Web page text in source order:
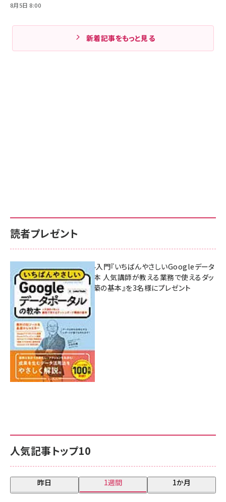
8月5日 8:00
新着記事をもっと見る
人気記事トップ10
昨日 1週間 1か月
読者プレゼント
無料BIツール入門『いちばんやさしいGoogleデータ
ポータルの教本 人気講師が教える業務で使えるダッ
シュボード構築の基本』を3名様にプレゼント
7月31日 10:00